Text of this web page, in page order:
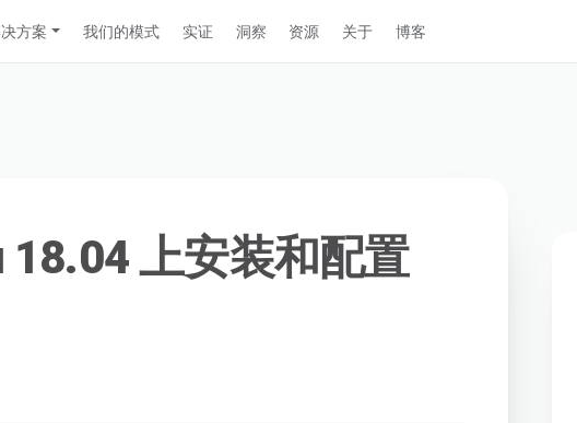
方案 我们的模式 实证 洞察 资源 关于 博客
18.04 上安装和配置